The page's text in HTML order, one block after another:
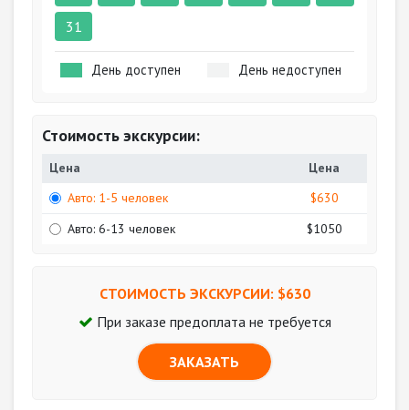
31
День доступен День недоступен
Стоимость экскурсии:
Цена
Цена
Авто: 1-5 человек
$630
Авто: 6-13 человек
$1050
СТОИМОСТЬ ЭКСКУРСИИ: $630
При заказе предоплата не требуется
ЗАКАЗАТЬ